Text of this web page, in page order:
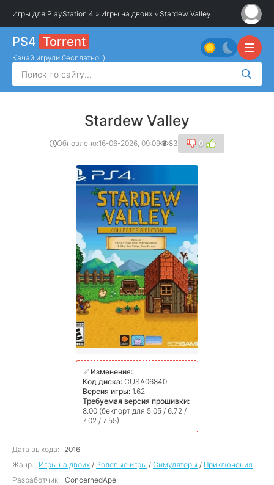
Игры для PlayStation 4 » Игры на двоих » Stardew Valley
PS4 Torrent
Качай игрули бесплатно ;)
Stardew Valley
Обновлено:16-06-2026, 09:09 83 0
✅ Изменения:
Код диска: CUSA06840
Версия игры: 1.62
Требуемая версия прошивки:
8.00 (бекпорт для 5.05 / 6.72 /
7.02 / 7.55)
Дата выхода:
2016
Жанр:
Игры на двоих / Ролевые игры / Симуляторы / Приключения
Разработчик: ConcernedApe